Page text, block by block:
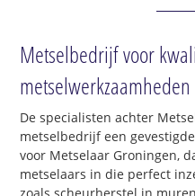
Metselbedrijf voor
metselwerkzaamheden
De specialisten achter
metselbedrijf een
voor Metselaar Groningen,
metselaars in die perfect